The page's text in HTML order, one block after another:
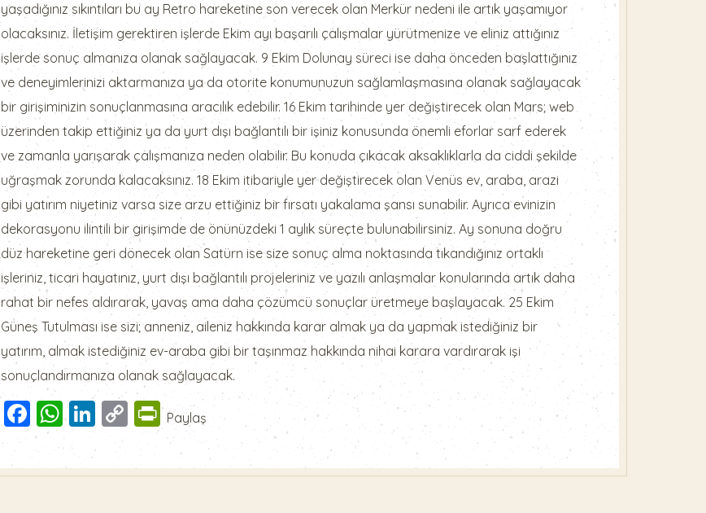
yaşadığınız sıkıntıları bu ay Retro hareketine son verecek olan Merkür nedeni ile artık yaşamıyor
olacaksınız. İletişim gerektiren işlerde Ekim ayı başarılı çalışmalar yürütmenize ve eliniz attığınız
işlerde sonuç almanıza olanak sağlayacak. 9 Ekim Dolunay süreci ise daha önceden başlattığınız
ve deneyimlerinizi aktarmanıza ya da otorite konumunuzun sağlamlaşmasına olanak sağlayacak
bir girişiminizin sonuçlanmasına aracılık edebilir. 16 Ekim tarihinde yer değiştirecek olan Mars; web
üzerinden takip ettiğiniz ya da yurt dışı bağlantılı bir işiniz konusunda önemli eforlar sarf ederek
ve zamanla yarışarak çalışmanıza neden olabilir. Bu konuda çıkacak aksaklıklarla da ciddi şekilde
uğraşmak zorunda kalacaksınız. 18 Ekim itibariyle yer değiştirecek olan Venüs ev, araba, arazi
gibi yatırım niyetiniz varsa size arzu ettiğiniz bir fırsatı yakalama şansı sunabilir. Ayrıca evinizin
dekorasyonu ilintili bir girişimde de önünüzdeki 1 aylık süreçte bulunabilirsiniz. Ay sonuna doğru
düz hareketine geri dönecek olan Satürn ise size sonuç alma noktasında tıkandığınız ortaklı
işleriniz, ticari hayatınız, yurt dışı bağlantılı projeleriniz ve yazılı anlaşmalar konularında artık daha
rahat bir nefes aldırarak, yavaş ama daha çözümcü sonuçlar üretmeye başlayacak. 25 Ekim
Güneş Tutulması ise sizi; anneniz, aileniz hakkında karar almak ya da yapmak istediğiniz bir
yatırım, almak istediğiniz ev-araba gibi bir taşınmaz hakkında nihai karara vardırarak işi
sonuçlandırmanıza olanak sağlayacak.
FacebookWhatsAppLinkedInCopy PrintFriendly
Paylaş